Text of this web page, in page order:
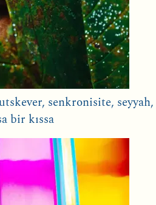
senkronisite, seyyah,
bir kıssa